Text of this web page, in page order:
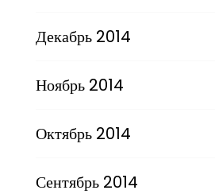
Декабрь 2014
Ноябрь 2014
Октябрь 2014
Сентябрь 2014